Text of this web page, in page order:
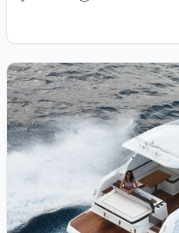
View details for JEanneau -